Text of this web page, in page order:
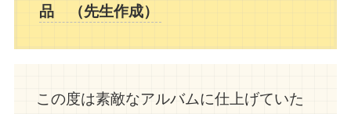
品 （先生作成）
この度は素敵なアルバムに仕上げていた